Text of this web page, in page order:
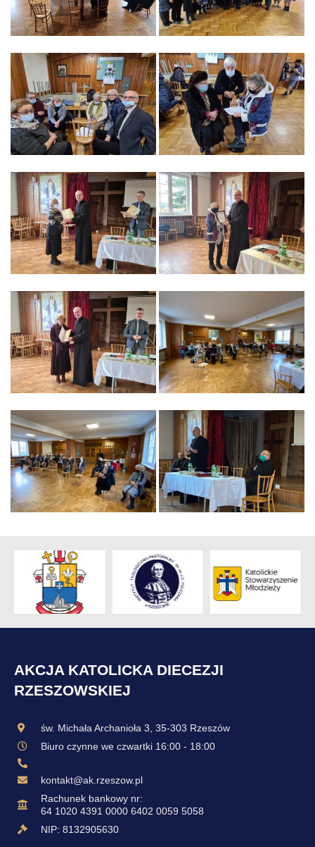
AKCJA KATOLICKA DIECEZJI
RZESZOWSKIEJ
św. Michała Archanioła 3, 35-303 Rzeszów
Biuro czynne we czwartki 16:00 - 18:00
kontakt@ak.rzeszow.pl
Rachunek bankowy nr:
64 1020 4391 0000 6402 0059 5058
NIP: 8132905630